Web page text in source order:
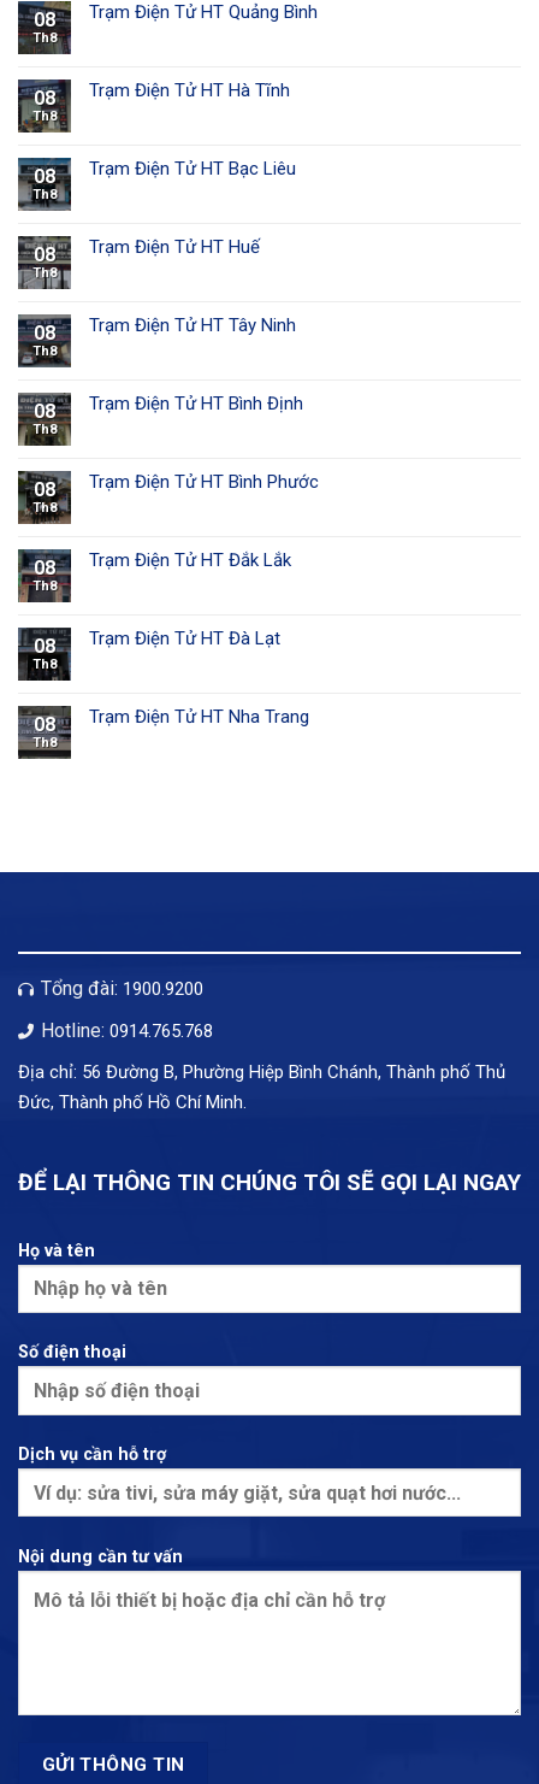
08
Th8
Trạm Điện Tử HT Quảng Bình
08
Th8
Trạm Điện Tử HT Hà Tĩnh
08
Th8
Trạm Điện Tử HT Bạc Liêu
08
Th8
Trạm Điện Tử HT Huế
08
Th8
Trạm Điện Tử HT Tây Ninh
08
Th8
Trạm Điện Tử HT Bình Định
08
Th8
Trạm Điện Tử HT Bình Phước
08
Th8
Trạm Điện Tử HT Đắk Lắk
08
Th8
Trạm Điện Tử HT Đà Lạt
08
Th8
Trạm Điện Tử HT Nha Trang
Tổng đài: 1900.9200
Hotline: 0914.765.768
Địa chỉ: 56 Đường B, Phường Hiệp Bình Chánh, Thành phố Thủ
Đức, Thành phố Hồ Chí Minh.
ĐỂ LẠI THÔNG TIN CHÚNG TÔI SẼ GỌI LẠI NGAY
Họ và tên
Số điện thoại
Dịch vụ cần hỗ trợ
Nội dung cần tư vấn